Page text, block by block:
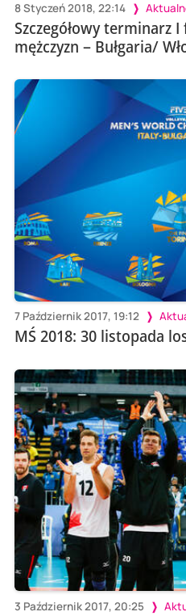
8 Styczeń 2018, 22:14
Szczegółowy terminarz
mężczyzn – Bułgaria/
7 Październik 2017, 19:12
MŚ 2018: 30 listopada
3 Październik 2017, 20:25